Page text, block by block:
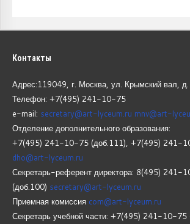
Контакты
Адрес:119049, г. Москва, ул. Крымский вал, д.
Телефон: +7(495) 241-10-75
e-mail: secretary@art-lyceum.ru mnv@art-
Отделение дополнительного образования:
+7(495) 241-10-75 (доб.111), +7(495) 241-
dho@art-lyceum.ru
Секретарь-референт директора: 8(495) 241-
(доб.100) secretary@art-lyceum.ru
Приемная комиссия com@art-lyceum.ru
Секретарь учебной части: +7(495) 241-10-